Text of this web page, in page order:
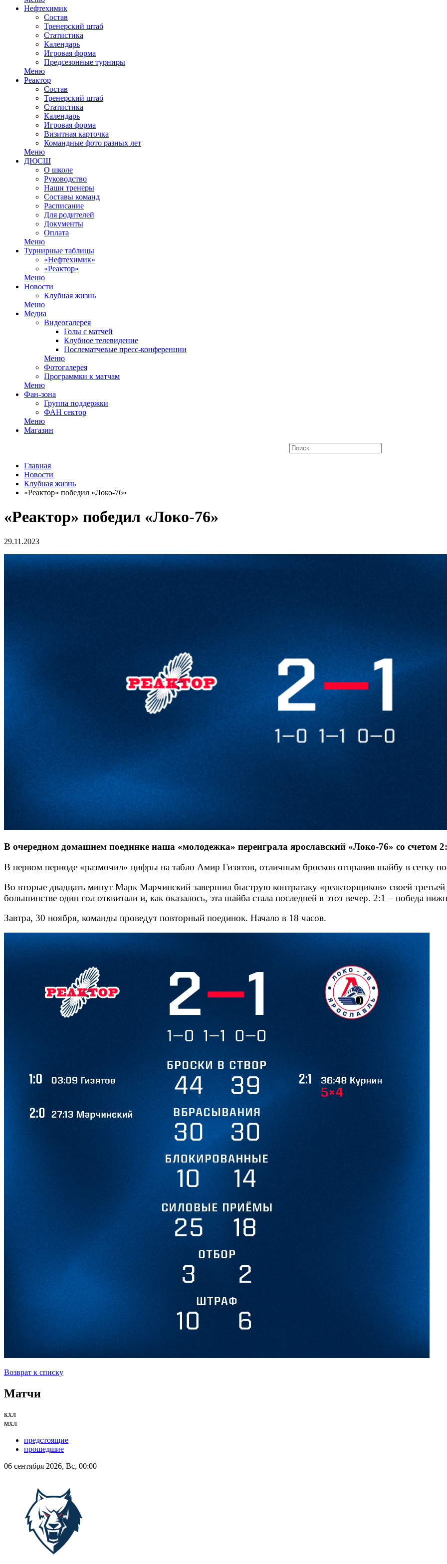
Нефтехимик
Состав
Тренерский штаб
Статистика
Календарь
Игровая форма
Предсезонные турниры
Меню
Реактор
Состав
Тренерский штаб
Статистика
Календарь
Игровая форма
Визитная карточка
Командные фото разных лет
Меню
ДЮСШ
О школе
Руководство
Наши тренеры
Составы команд
Расписание
Для родителей
Документы
Оплата
Меню
Турнирные таблицы
«Нефтехимик»
«Реактор»
Меню
Новости
Клубная жизнь
Меню
Медиа
Видеогалерея
Голы с матчей
Клубное телевидение
Послематчевые пресс-конференции
Меню
Фотогалерея
Программки к матчам
Меню
Фан-зона
Группа поддержки
ФАН сектор
Меню
Магазин
Главная
Новости
Клубная жизнь
«Реактор» победил «Локо-76»
«Реактор» победил «Локо-76»
29.11.2023
В очередном домашнем поединке наша «молодежка» переиграла ярославский «Локо-76» со счетом
В первом периоде «размочил» цифры на табло Амир Гизятов, отличным бросков отправив шайбу в сетку
Во вторые двадцать минут Марк Марчинский завершил быструю контратаку «реакторщиков» своей
большинстве один гол отквитали и, как оказалось, эта шайба стала последней в этот вечер. 2:1 – победа
Завтра, 30 ноября, команды проведут повторный поединок. Начало в 18 часов.
Возврат к списку
Матчи
кхл
мхл
предстоящие
прошедшие
06 сентября 2026, Вс, 00:00